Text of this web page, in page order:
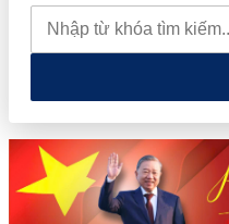
muốn mở rộng hợp tác công
thái tài chính đến tham vọng
"đòn bẩy vốn" như thế nào?